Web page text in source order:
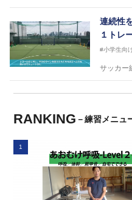
連続性
１トレ
#小学生向
サッカー
RANKING －練習メニュ
1